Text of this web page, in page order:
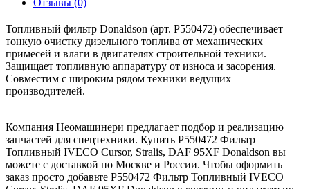
Топливный фильтр Donaldson (арт. P550472) обеспечивает
тонкую очистку дизельного топлива от механических
примесей и влаги в двигателях строительной техники.
Защищает топливную аппаратуру от износа и засорения.
Совместим с широким рядом техники ведущих
производителей.
Компания Неомашинери предлагает подбор и реализацию
запчастей для спецтехники. Купить P550472 Фильтр
Топливный IVECO Cursor, Stralis, DAF 95XF Donaldson вы
можете с доставкой по Москве и России. Чтобы оформить
заказ просто добавьте P550472 Фильтр Топливный IVECO